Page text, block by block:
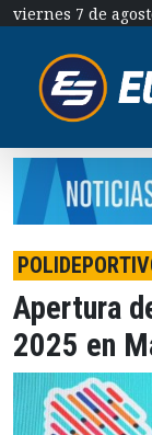
viernes 7 de
Apertura
2025 en